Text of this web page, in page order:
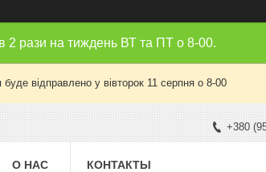
2 рази на тиждень ВТ та ПТ о 8-00.
відправлено у вівторок 11 серпня о 8-00
+380
О НАС КОНТАКТЫ